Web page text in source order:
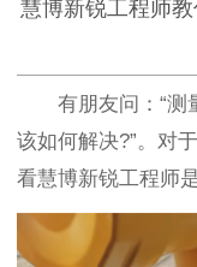
慧博新锐工程师
有朋友问：“测
该如何解决?”。对
看慧博新锐工程师